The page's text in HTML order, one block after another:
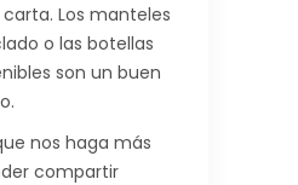
Los manteles
o las botellas
son un buen
nos haga más
compartir